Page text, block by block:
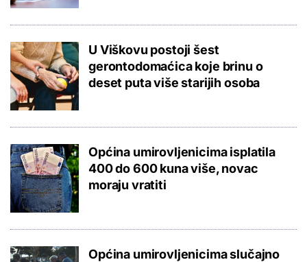
U Viškovu postoji šest
gerontodomaćica koje brinu o
deset puta više starijih osoba
Općina umirovljenicima isplatila
400 do 600 kuna više, novac
moraju vratiti
Općina umirovljenicima slučajno